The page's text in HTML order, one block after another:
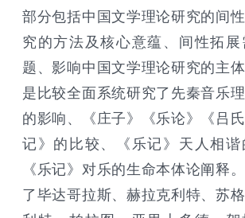
部分包括中国文学理论研究的间
究的方法及核心意蕴、间性拓
题、影响中国文学理论研究的主
是比较全面系统研究了先秦音乐理
的影响、《庄子》《乐论》《吕
记》的比较、《乐记》天人相谐
《乐记》对乐的生命本体论阐释
了毕达哥拉斯、赫拉克利特、苏